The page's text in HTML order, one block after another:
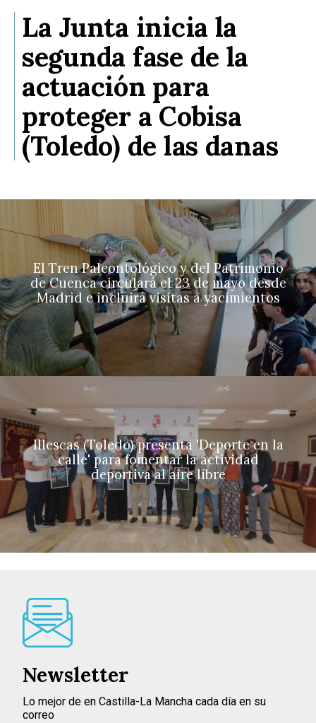
La Junta inicia la
segunda fase de la
actuación para
proteger a Cobisa
(Toledo) de las danas
El Tren Paleontológico y del Patrimonio
de Cuenca circulará el 23 de mayo desde
Madrid e incluirá visitas a yacimientos
Illescas (Toledo) presenta 'Deporte en la
calle' para fomentar la actividad
deportiva al aire libre
Newsletter
Lo mejor de en Castilla-La Mancha cada día en su
correo